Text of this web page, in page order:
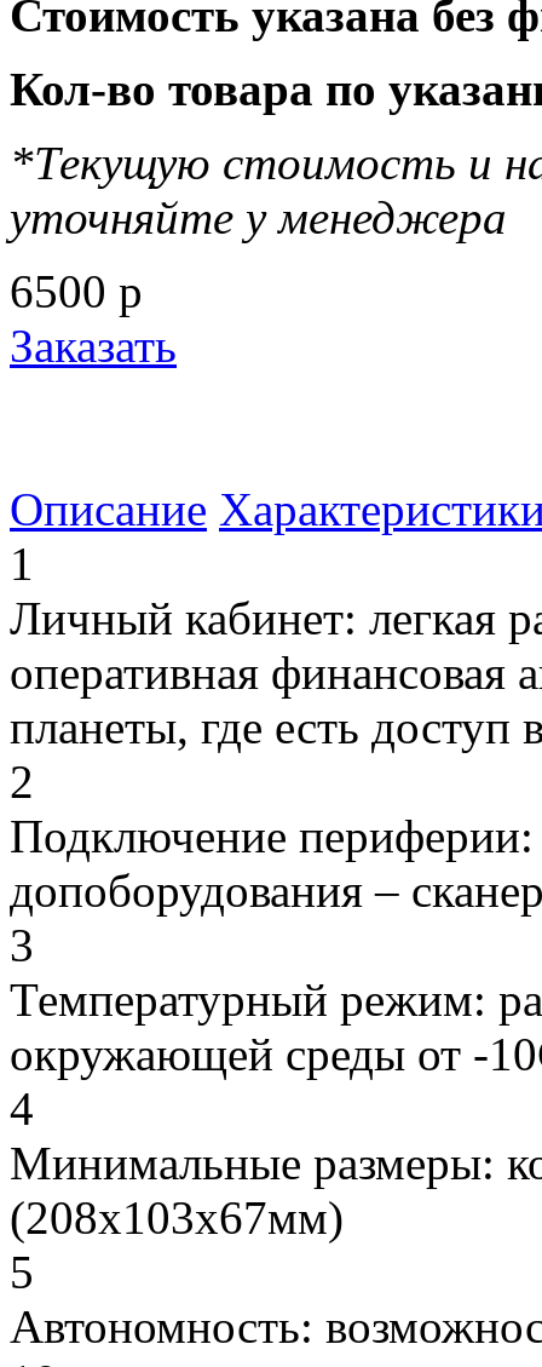
Стоимость указана без
Кол-во товара по
*Текущую стоимость и
уточняйте у менеджера
6500 р
Заказать
Описание
1
Личный кабинет: легкая
оперативная финансовая
планеты, где есть доступ
2
Подключение
допоборудования –
3
Температурный режим:
окружающей среды от -
4
Минимальные размеры:
(208х103х67мм)
5
Автономность: